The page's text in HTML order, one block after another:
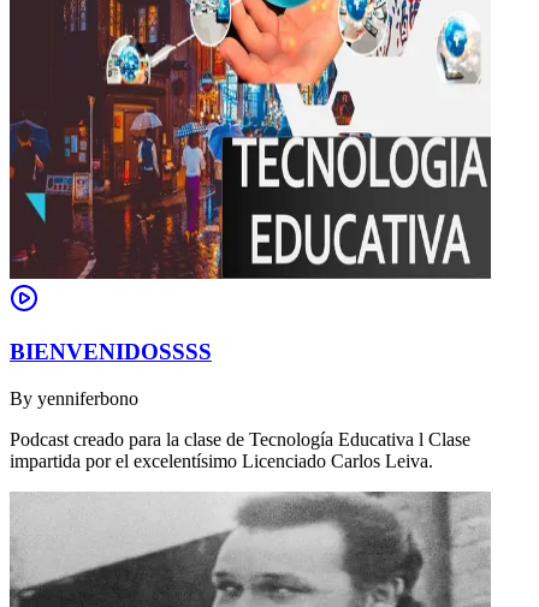
BIENVENIDOSSSS
By yenniferbono
Podcast creado para la clase de Tecnología Educativa l Clase
impartida por el excelentísimo Licenciado Carlos Leiva.